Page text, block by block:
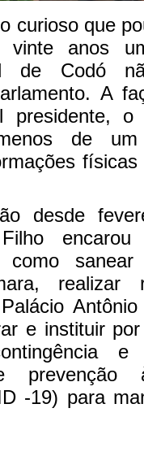
curioso que
anos
de Codó
A
presidente, o
de um
desde
como
realizar
e instituir
-19) para